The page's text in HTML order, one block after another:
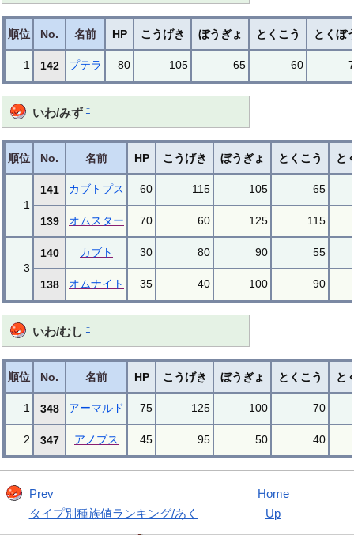
順位 No. 名前 HP こうげき ぼうぎょ とくこう とくぼ
1 142 プテラ 80 105 65 60
いわ/みず †
順位 No. 名前 HP こうげき ぼうぎょ とくこう と
1
141 カブトプス 60 115 105 65
139 オムスター 70 60 125 115
3
140 カブト 30 80 90 55
138 オムナイト 35 40 100 90
いわ/むし †
順位 No. 名前 HP こうげき ぼうぎょ とくこう と
1 348 アーマルド 75 125 100 70
2 347 アノプス 45 95 50 40
Prev
タイプ別種族値ランキング/あく
Home
Up